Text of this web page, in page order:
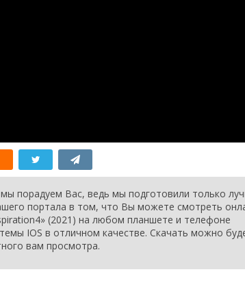
порадуем Вас, ведь мы подготовили только
портала в том, что Вы можете смотреть
(2021) на любом планшете и телефоне
IOS в отличном качестве. Скачать можно
вам просмотра.